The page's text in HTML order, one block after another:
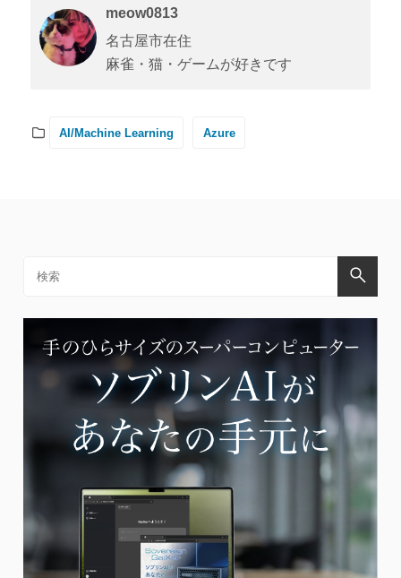
meow0813
名古屋市在住
麻雀・猫・ゲームが好きです
AI/Machine Learning Azure